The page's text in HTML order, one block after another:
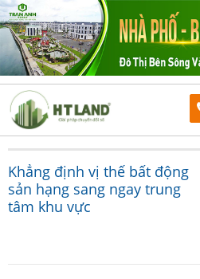
Khẳng định vị thế bất động
sản hạng sang ngay trung
tâm khu vực